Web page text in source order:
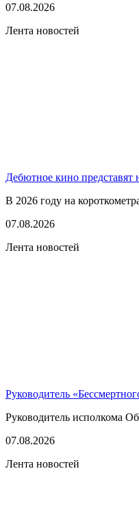
07.08.2026
Лента новостей
Дебютное кино представят
В 2026 году на
07.08.2026
Лента новостей
Руководитель
Руководитель исполкома
07.08.2026
Лента новостей